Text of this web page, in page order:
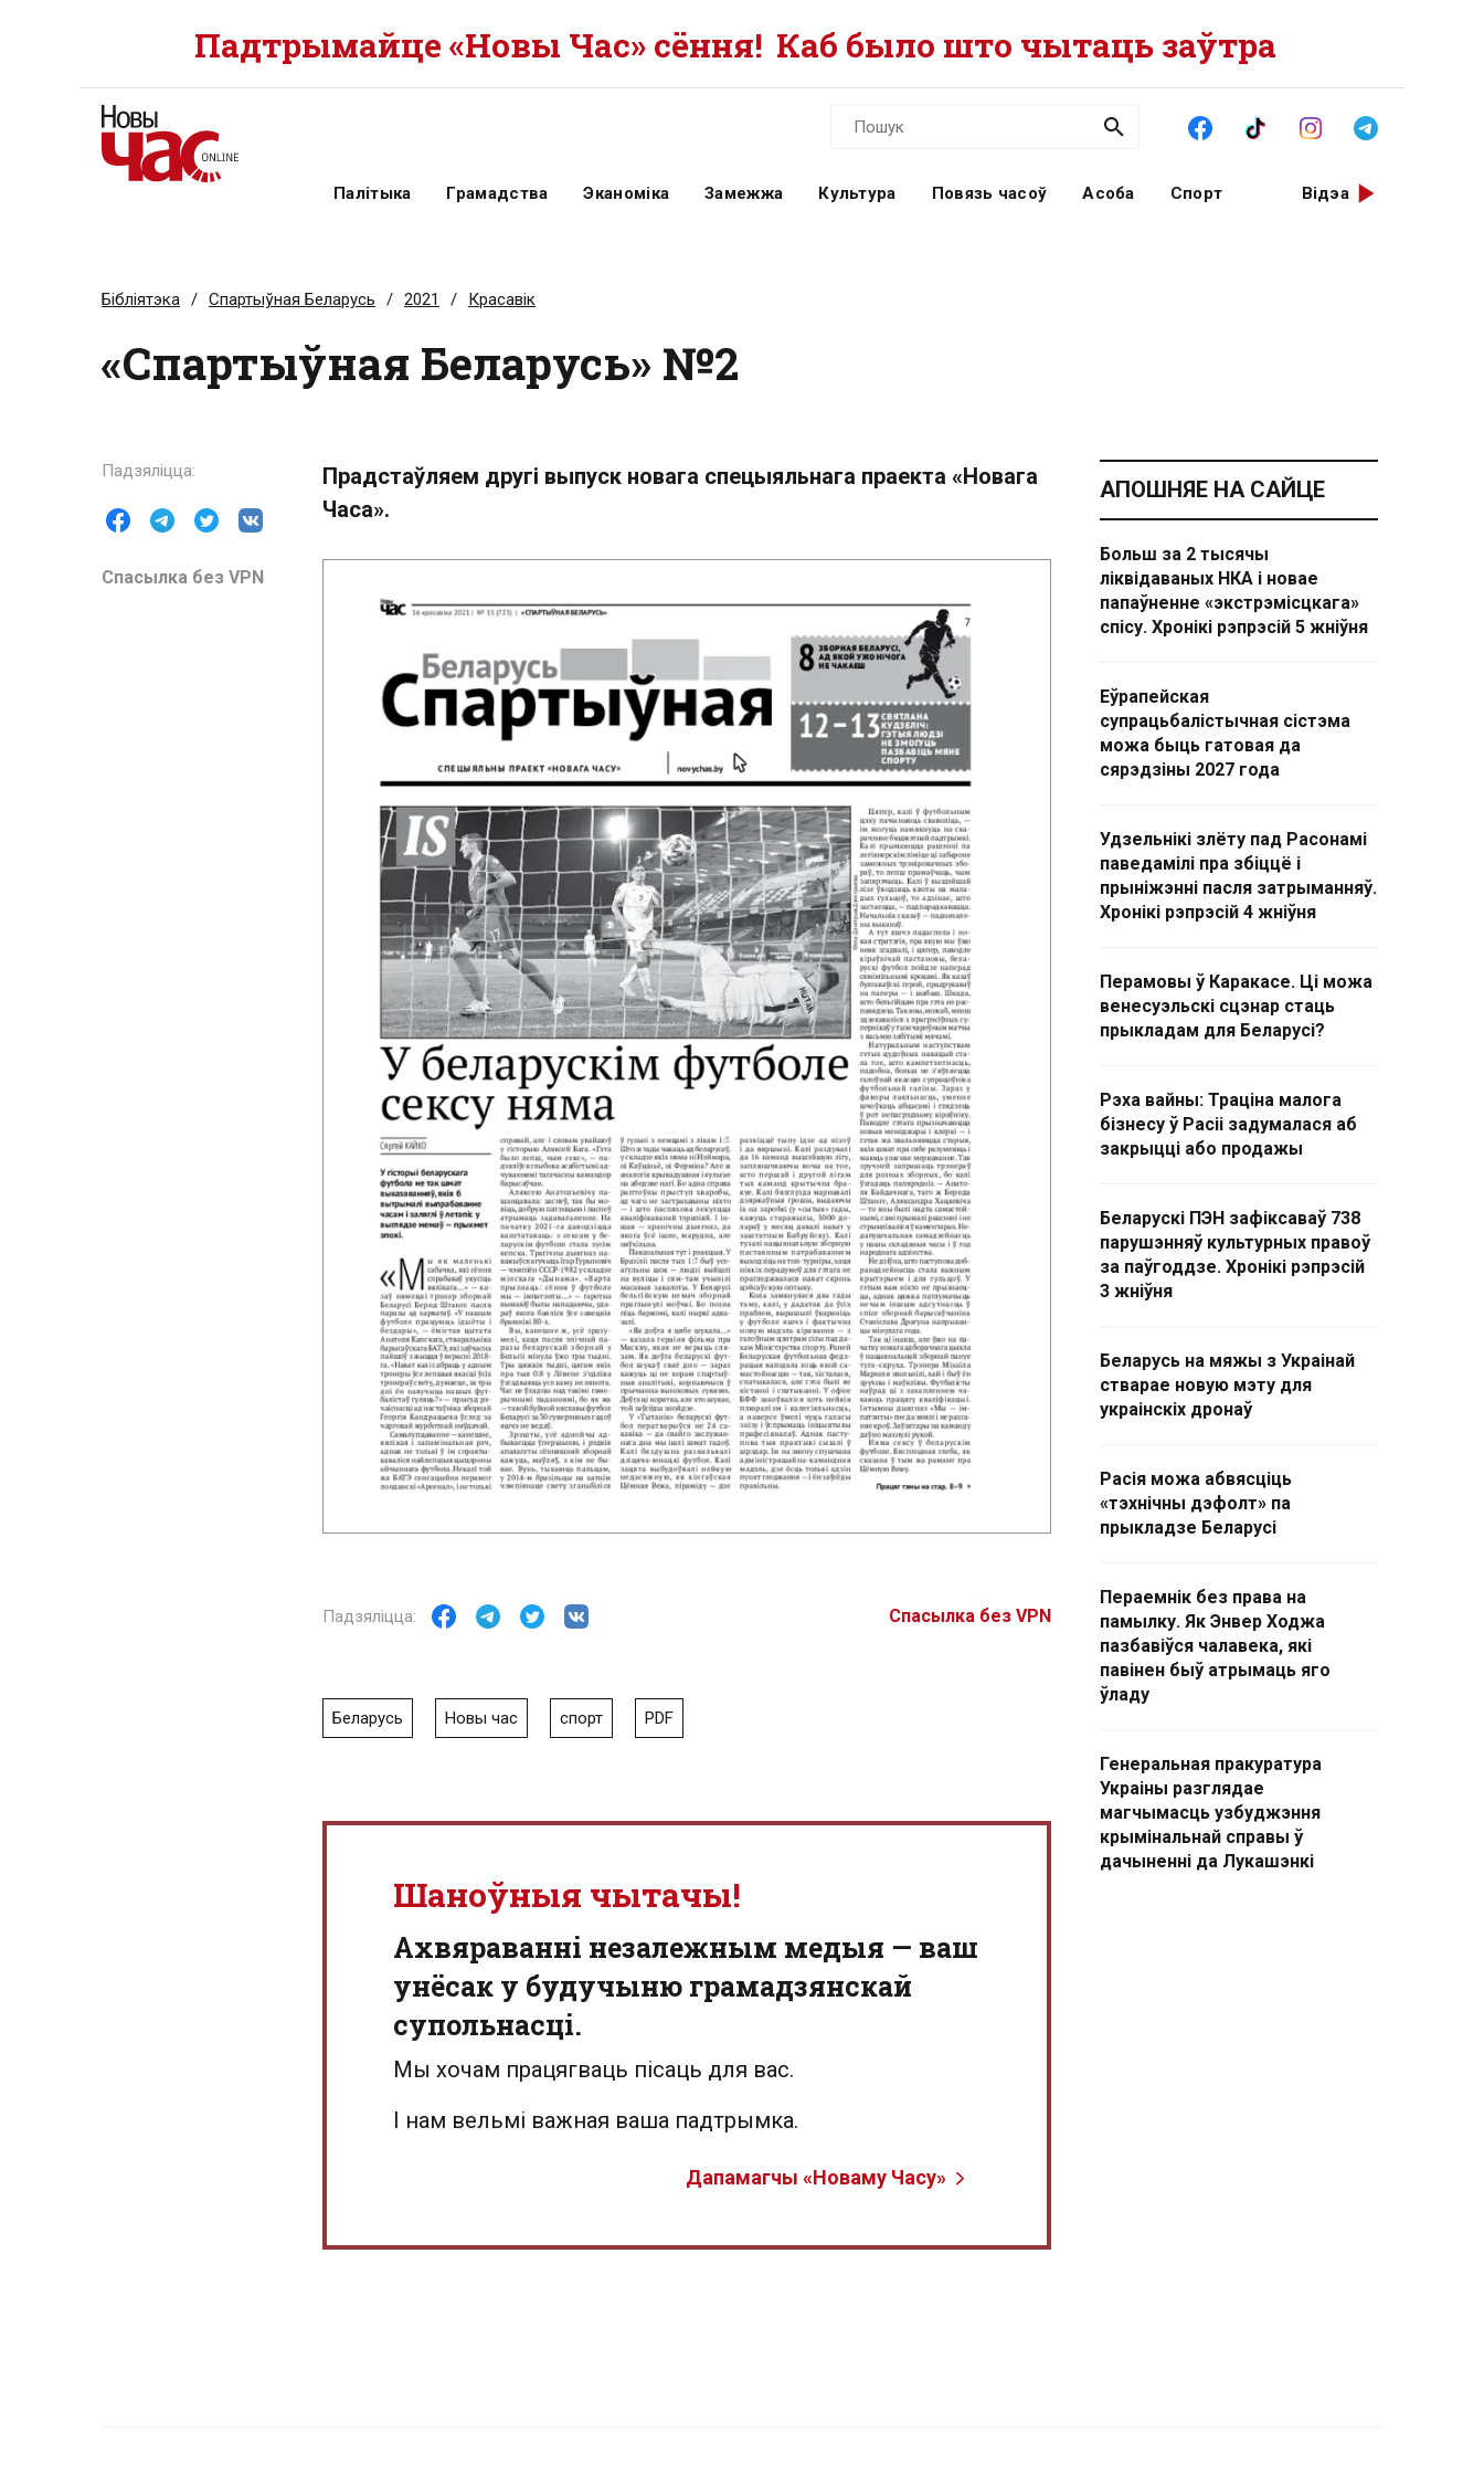
Падтрымайце «Новы Час» сёння! Каб было што чытаць заўтра
Палітыка Грамадства Эканоміка Замежжа Культура Повязь часоў Асоба Спорт Відэа
Бібліятэка Спартыўная Беларусь 2021 Красавік
«Спартыўная Беларусь» №2
Спасылка без VPN
Прадстаўляем другі выпуск новага спецыяльнага праекта «Новага
Часа».
Спасылка без VPN
Беларусь Новы час спорт PDF
Шаноўныя чытачы!
Aхвяраванні незалежным медыя — ваш
унёсак у будучыню грамадзянскай
супольнасці.
Мы хочам працягваць пісаць для вас.
І нам вельмі важная ваша падтрымка.
Дапамагчы «Новаму Часу»
АПОШНЯЕ НА САЙЦЕ
Больш за 2 тысячы
ліквідаваных НКА і новае
папаўненне «экстрэмісцкага»
спісу. Хронікі рэпрэсій 5 жніўня
Еўрапейская
супрацьбалістычная сістэма
можа быць гатовая да
сярэдзіны 2027 года
Удзельнікі злёту пад Расонамі
паведамілі пра збіццё і
прыніжэнні пасля затрыманняў.
Хронікі рэпрэсій 4 жніўня
Перамовы ў Каракасе. Ці можа
венесуэльскі сцэнар стаць
прыкладам для Беларусі?
Рэха вайны: Траціна малога
бізнесу ў Расіі задумалася аб
закрыцці або продажы
Беларускі ПЭН зафіксаваў 738
парушэнняў культурных правоў
за паўгоддзе. Хронікі рэпрэсій
3 жніўня
Беларусь на мяжы з Украінай
стварае новую мэту для
украінскіх дронаў
Расія можа абвясціць
«тэхнічны дэфолт» па
прыкладзе Беларусі
Пераемнік без права на
памылку. Як Энвер Ходжа
пазбавіўся чалавека, які
павінен быў атрымаць яго
ўладу
Генеральная пракуратура
Украіны разглядае
магчымасць узбуджэння
крымінальнай справы ў
дачыненні да Лукашэнкі